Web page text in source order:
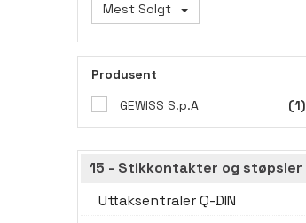
Mest Solgt
Produsent
GEWISS S.p.A
(1)
15 - Stikkontakter og støpsler
Uttaksentraler Q-DIN